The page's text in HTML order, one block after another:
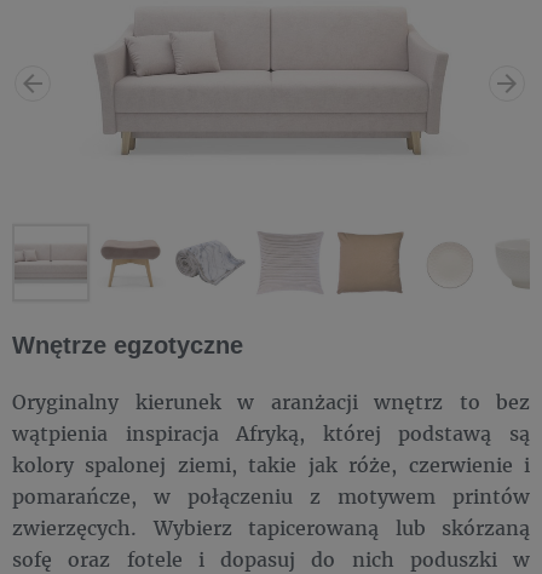
Wnętrze egzotyczne
Oryginalny kierunek w aranżacji wnętrz to bez
wątpienia inspiracja Afryką, której podstawą są
kolory spalonej ziemi, takie jak róże, czerwienie i
pomarańcze, w połączeniu z motywem printów
zwierzęcych. Wybierz tapicerowaną lub skórzaną
sofę oraz fotele i dopasuj do nich poduszki w